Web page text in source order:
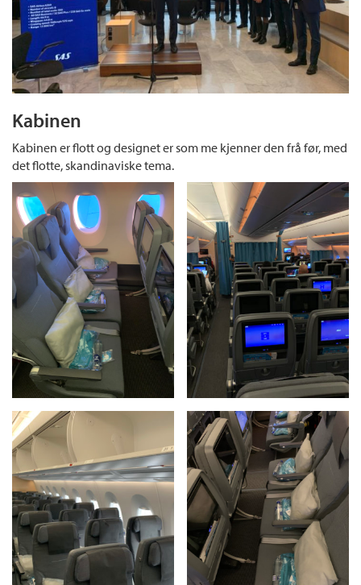
Kabinen
Kabinen er flott og designet er som me kjenner den frå før, med
det flotte, skandinaviske tema.